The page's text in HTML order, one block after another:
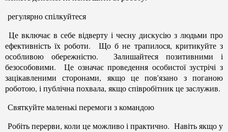
регулярно спілкуйтеся
Це включає в себе відверту і чесну дискусію з людьми про
ефективність їх роботи. Що б не трапилося, критикуйте з
особливою обережністю. Залишайтеся позитивними і
безособовими. Це означає проведення особистої зустрічі з
зацікавленими сторонами, якщо це пов'язано з поганою
роботою, і публічна похвала, якщо співробітник це заслужив.
Святкуйте маленькі перемоги з командою
Робіть перерви, коли це можливо і практично. Навіть якщо у